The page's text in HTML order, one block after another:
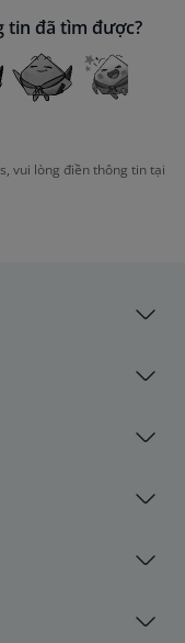
tin đã tìm được?
vui lòng điền thông tin tại